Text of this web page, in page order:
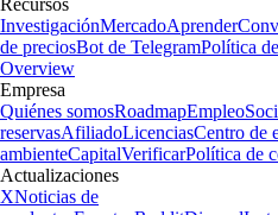
Recursos
InvestigaciónMercadoAprender
de preciosBot de TelegramPolítica
Overview
Empresa
Quiénes somosRoadmapEmpleo
reservasAfiliadoLicenciasCentro de
ambienteCapitalVerificarPolítica de
Actualizaciones
XNoticias de